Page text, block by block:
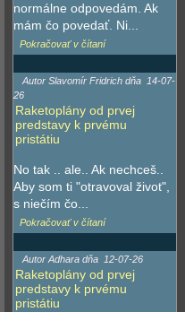
normálne odpovedám. Ak
mám čo povedať. Ni...
Pokračovať v čítaní
Autor Slavomír Fridrich dňa 14-07-
26
Raketoplány od prvej
predstavy k prvému
pristátiu
No tak .. ale.. Ak nechceš..
Aby som ti "otravoval život",
s niečím čo...
Pokračovať v čítaní
Autor Adhara dňa 12-07-26
Raketoplány od prvej
predstavy k prvému
pristátiu